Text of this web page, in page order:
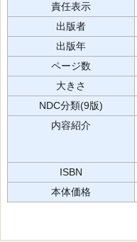
責任表示
出版者
出版年
ページ数
大きさ
NDC分類(9版)
内容紹介
ISBN
本体価格